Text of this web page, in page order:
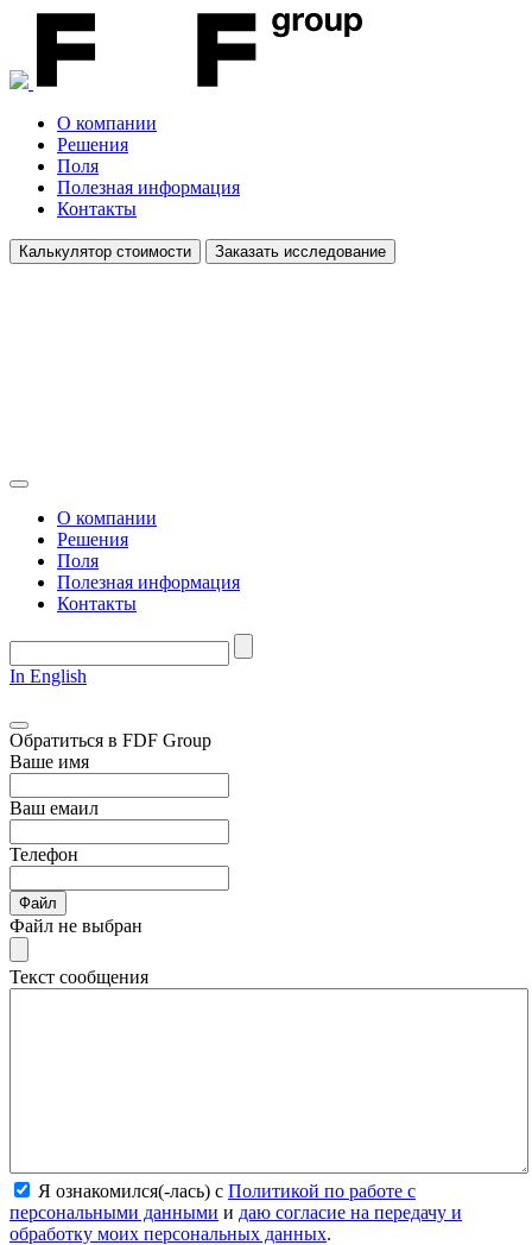
О компании
Решения
Поля
Полезная информация
Контакты
Калькулятор стоимости Заказать исследование
О компании
Решения
Поля
Полезная информация
Контакты
In English
Обратиться в FDF Group
Ваше имя
Ваш емаил
Телефон
Файл
Файл не выбран
Текст сообщения
Я ознакомился(-лась) с Политикой по работе с
персональными данными и даю согласие на передачу и
обработку моих персональных данных.